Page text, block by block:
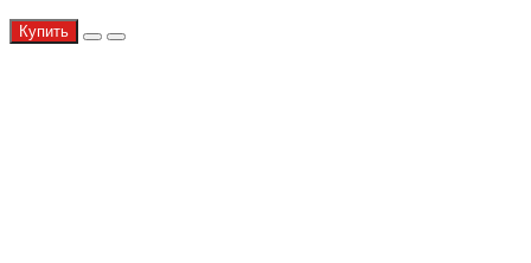
Купить